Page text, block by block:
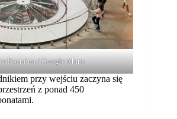
Kosmina / Google Maps
przy wejściu zaczyna się
z ponad 450